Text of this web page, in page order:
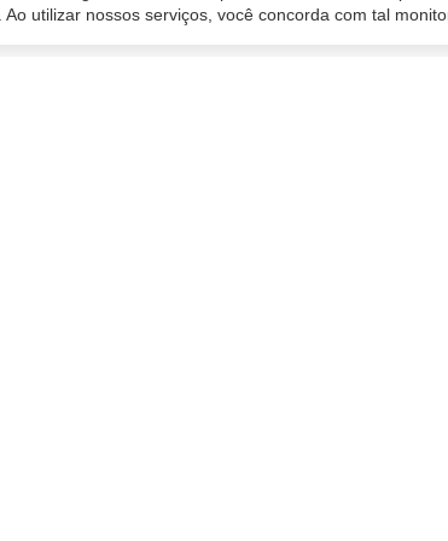
utilizar nossos serviços, você concorda com tal
11/11/2019 15:09| Atualizado 06/02/2020 16:32